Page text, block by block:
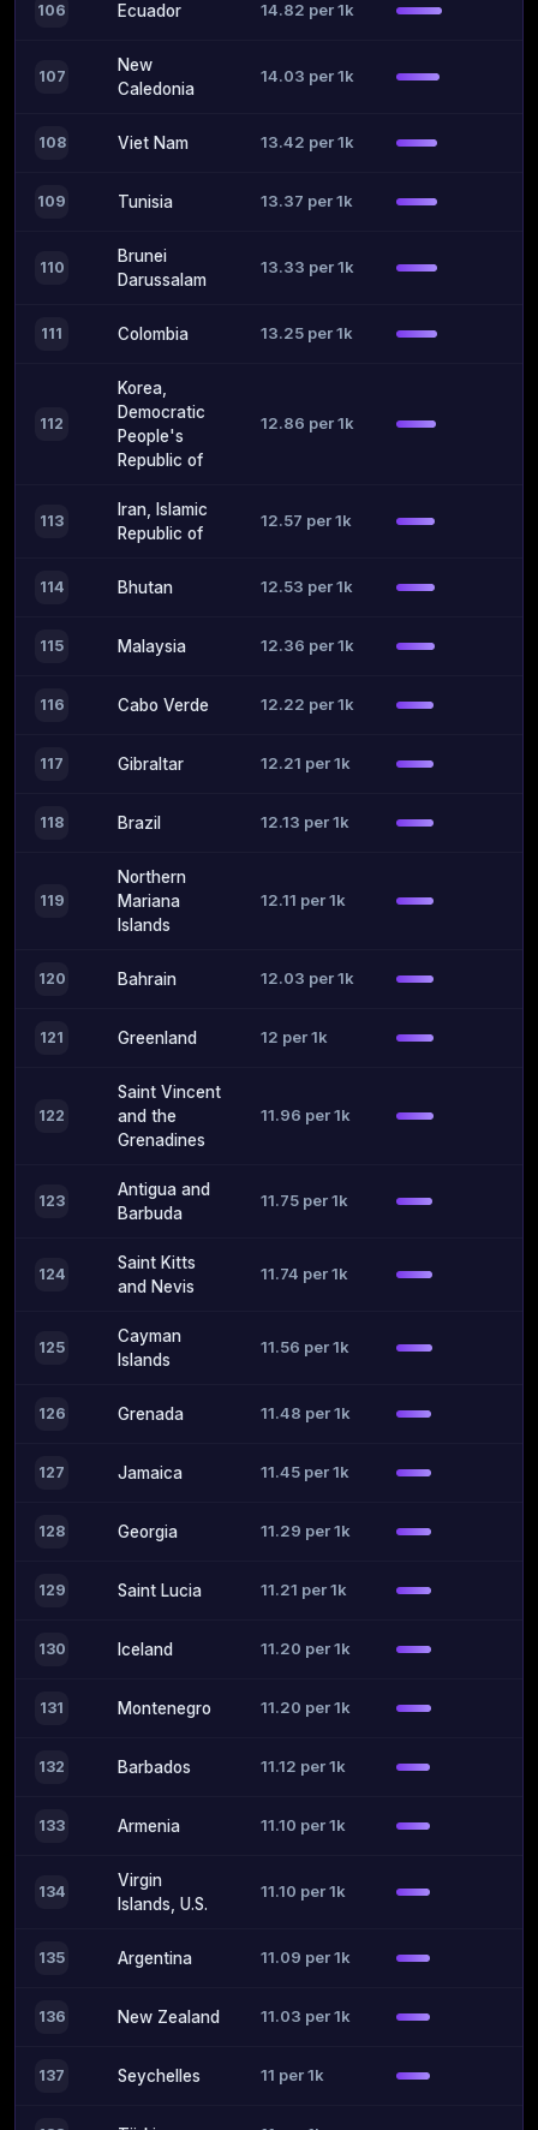
106 Ecuador 14.82 per 1k
107
New
Caledonia
14.03 per 1k
108 Viet Nam 13.42 per 1k
109 Tunisia 13.37 per 1k
110
Brunei
Darussalam
13.33 per 1k
111 Colombia 13.25 per 1k
112
Korea,
Democratic
People's
Republic of
12.86 per 1k
113
Iran, Islamic
Republic of
12.57 per 1k
114 Bhutan 12.53 per 1k
115 Malaysia 12.36 per 1k
116 Cabo Verde 12.22 per 1k
117 Gibraltar 12.21 per 1k
118 Brazil 12.13 per 1k
119
Northern
Mariana
Islands
12.11 per 1k
120 Bahrain 12.03 per 1k
121 Greenland 12 per 1k
122
Saint Vincent
and the
Grenadines
11.96 per 1k
123
Antigua and
Barbuda
11.75 per 1k
124
Saint Kitts
and Nevis
11.74 per 1k
125
Cayman
Islands
11.56 per 1k
126 Grenada 11.48 per 1k
127 Jamaica 11.45 per 1k
128 Georgia 11.29 per 1k
129 Saint Lucia 11.21 per 1k
130 Iceland 11.20 per 1k
131 Montenegro 11.20 per 1k
132 Barbados 11.12 per 1k
133 Armenia 11.10 per 1k
134
Virgin
Islands, U.S.
11.10 per 1k
135 Argentina 11.09 per 1k
136 New Zealand 11.03 per 1k
137 Seychelles 11 per 1k